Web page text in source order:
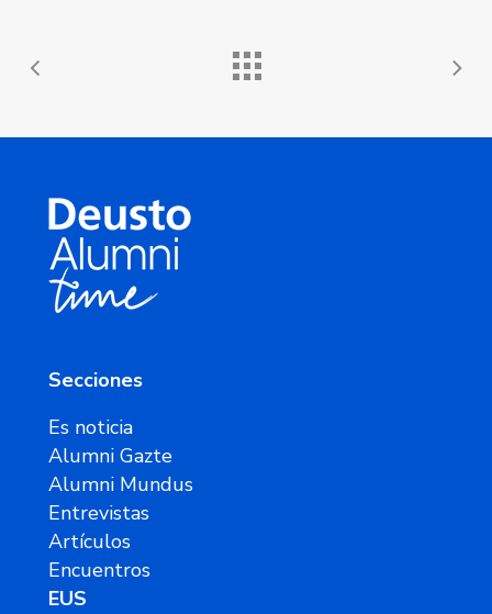
Secciones
Es noticia
Alumni Gazte
Alumni Mundus
Entrevistas
Artículos
Encuentros
EUS